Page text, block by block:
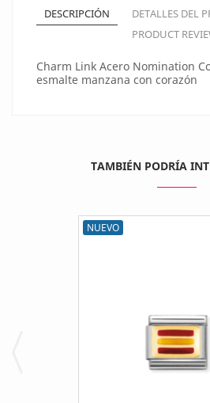
DESCRIPCIÓN
DETALLES DEL
PRODUCT
Charm Link Acero Nomination
esmalte manzana con corazón
TAMBIÉN PODRÍA
NUEVO